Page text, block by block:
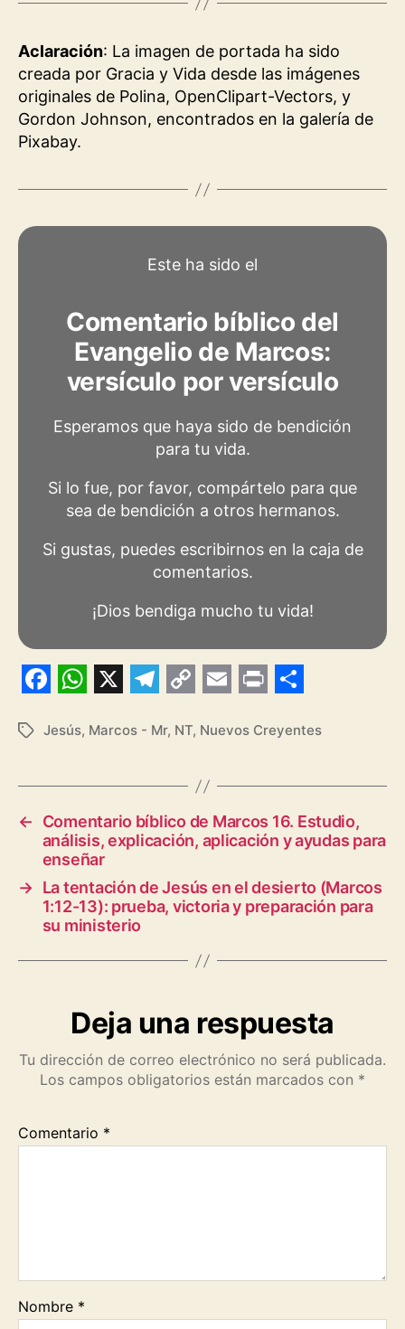
Aclaración: La imagen de portada ha sido
creada por Gracia y Vida desde las imágenes
originales de Polina, OpenClipart-Vectors, y
Gordon Johnson, encontrados en la galería de
Pixabay.
Este ha sido el
Comentario bíblico del
Evangelio de Marcos:
versículo por versículo
Esperamos que haya sido de bendición
para tu vida.
Si lo fue, por favor, compártelo para que
sea de bendición a otros hermanos.
Si gustas, puedes escribirnos en la caja de
comentarios.
¡Dios bendiga mucho tu vida!
a
e
b
o
h
t
s
A
p
p
e
e
g
r
a
m
o
y
L
i
n
k
m
i
l
r
n
t
h
r
e
Etiquetas
Jesús, Marcos - Mr, NT, Nuevos Creyentes
←
Comentario bíblico de Marcos 16. Estudio,
análisis, explicación, aplicación y ayudas para
enseñar
→ La tentación de Jesús en el desierto (Marcos
1:12-13): prueba, victoria y preparación para
su ministerio
Deja una respuesta
Tu dirección de correo electrónico no será publicada.
Los campos obligatorios están marcados con *
Comentario *
Nombre *